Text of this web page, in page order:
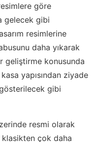
göre
gelecek gibi
resimlerine
daha yıkarak
geliştirme konusunda
yapısından ziyade
gibi
resmi olarak
klasikten çok daha